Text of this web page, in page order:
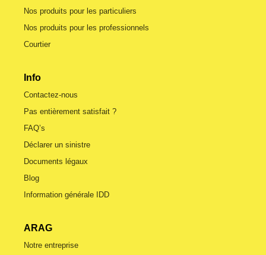
Nos produits pour les particuliers
Nos produits pour les professionnels
Courtier
Info
Contactez-nous
Pas entièrement satisfait ?
FAQ’s
Déclarer un sinistre
Documents légaux
Blog
Information générale IDD
ARAG
Notre entreprise